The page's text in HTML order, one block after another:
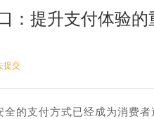
：提升支付体验的
提交
的支付方式已经成为消费